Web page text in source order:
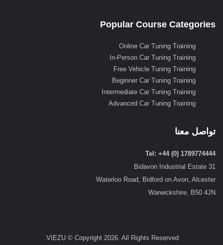
Popular Course Categories
Online Car Tuning Training
In-Person Car Tuning Training
Free Vehicle Tuning Training
Beginner Car Tuning Training
Intermediate Car Tuning Training
Advanced Car Tuning Training
تواصل معنا
Tel: +44 (0) 1789774444
31 Bidavon Industrial Estate
Waterloo Road, Bidford on Avon, Alcester
Warwickshire, B50 4JN
VIEZU © Copyright 2026. All Rights Reserved.